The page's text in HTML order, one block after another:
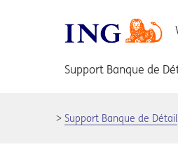
Support Banque de Détail